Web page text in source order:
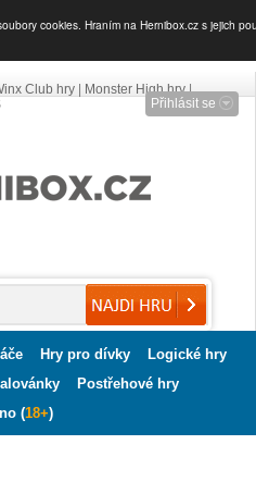
cookies. Hraním na Hernibox.cz s jejich
Club hry Monster High hry|
Přihlásit se
Hry pro dívky
Logické hry
Postřehové hry
(18+)